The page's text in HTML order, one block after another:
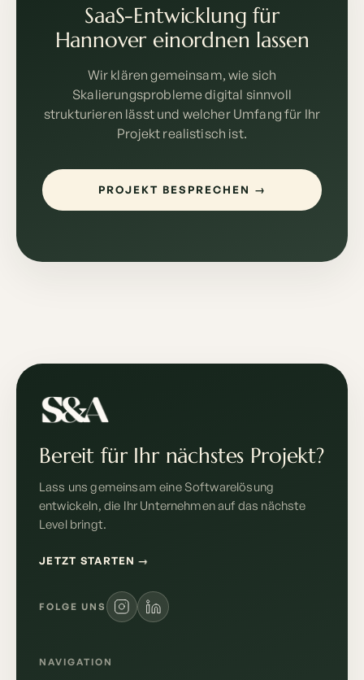
SaaS-Entwicklung für
Hannover einordnen lassen
Wir klären gemeinsam, wie sich
Skalierungsprobleme digital sinnvoll
strukturieren lässt und welcher Umfang für Ihr
Projekt realistisch ist.
PROJEKT BESPRECHEN →
Bereit für Ihr nächstes Projekt?
Lass uns gemeinsam eine Softwarelösung
entwickeln, die Ihr Unternehmen auf das nächste
Level bringt.
JETZT STARTEN →
FOLGE UNS
NAVIGATION